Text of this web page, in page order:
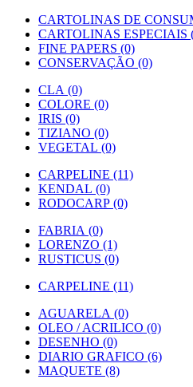
CARTOLINAS DE
CARTOLINAS ESPECIAIS
FINE PAPERS (0)
CONSERVAÇÃO (0)
CLA (0)
COLORE (0)
IRIS (0)
TIZIANO (0)
VEGETAL (0)
CARPELINE (11)
KENDAL (0)
RODOCARP (0)
FABRIA (0)
LORENZO (1)
RUSTICUS (0)
CARPELINE (11)
AGUARELA (0)
OLEO / ACRILICO (0)
DESENHO (0)
DIARIO GRAFICO (6)
MAQUETE (8)